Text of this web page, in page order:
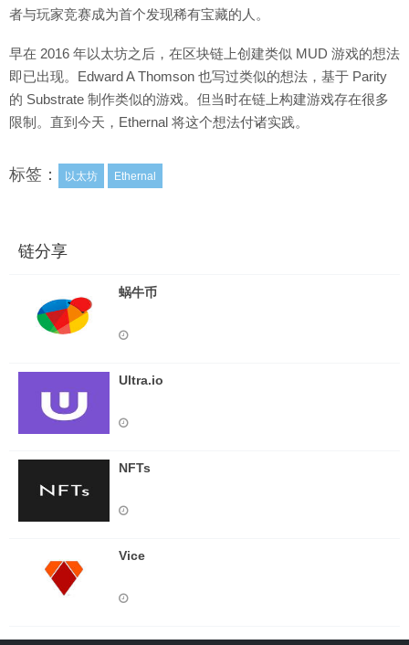
者与玩家竞赛成为首个发现稀有宝藏的人。
早在 2016 年以太坊之后，在区块链上创建类似 MUD 游戏的想法
即已出现。Edward A Thomson 也写过类似的想法，基于 Parity
的 Substrate 制作类似的游戏。但当时在链上构建游戏存在很多
限制。直到今天，Ethernal 将这个想法付诸实践。
标签： 以太坊 Ethernal
链分享
蜗牛币
Ultra.io
NFTs
Vice